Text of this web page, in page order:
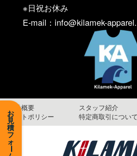
お
見
積
フ
ォ
ー
※日祝お休み
E-mail：info@kilamek-
会社概要 スタッフ紹介
サイトポリシー
特定商取引について